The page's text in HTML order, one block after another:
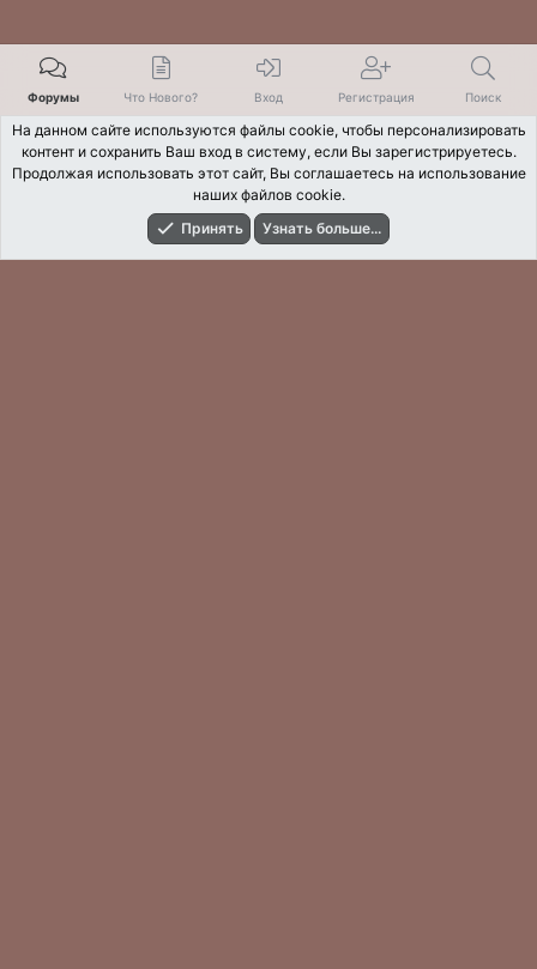
Форумы Что Нового? Вход Регистрация Поиск
На данном сайте используются файлы cookie, чтобы персонализировать
контент и сохранить Ваш вход в систему, если Вы зарегистрируетесь.
Продолжая использовать этот сайт, Вы соглашаетесь на использование
наших файлов cookie.
Принять
Узнать больше...